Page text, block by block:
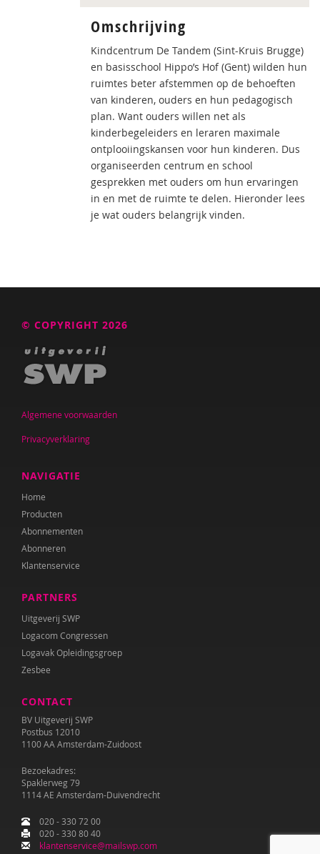
Omschrijving
Kindcentrum De Tandem (Sint-Kruis Brugge)
en basisschool Hippo’s Hof (Gent) wilden hun
ruimtes beter afstemmen op de behoeften
van kinderen, ouders en hun pedagogisch
plan. Want ouders willen net als
kinderbegeleiders en leraren maximale
ontplooiingskansen voor hun kinderen. Dus
organiseerden centrum en school
gesprekken met ouders om hun ervaringen
in en met de ruimte te delen. Hieronder lees
je wat ouders belangrijk vinden.
© COPYRIGHT 2026
Algemene voorwaarden
Privacyverklaring
NAVIGATIE
Home
Producten
Abonnementen
Abonneren
Klantenservice
PARTNERS
Uitgeverij SWP
Logacom Congressen
Logavak Opleidingsgroep
Zesbee
CONTACT
BV Uitgeverij SWP
Postbus 12010
1100 AA Amsterdam-Zuidoost
Bezoekadres:
Spaklerweg 79
1114 AE Amsterdam-Duivendrecht
020 - 330 72 00
020 - 330 80 40
klantenservice@mailswp.com